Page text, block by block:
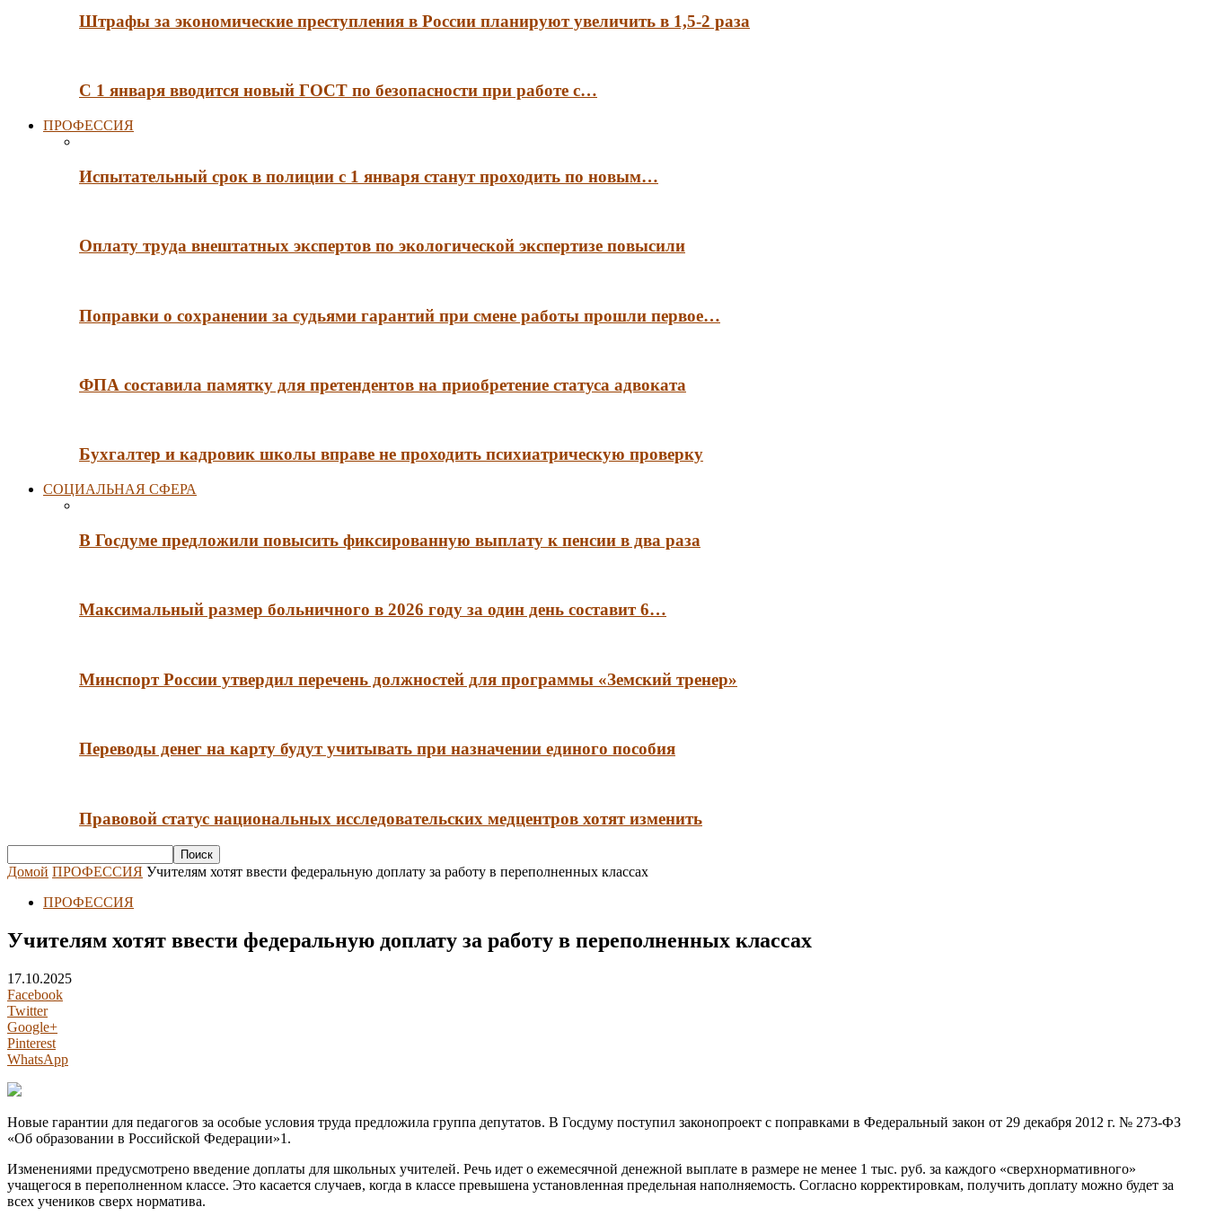
Штрафы за экономические преступления в России планируют увеличить в 1,5-2 раза
С 1 января вводится новый ГОСТ по безопасности при работе с…
ПРОФЕССИЯ
Испытательный срок в полиции с 1 января станут проходить по новым…
Оплату труда внештатных экспертов по экологической экспертизе повысили
Поправки о сохранении за судьями гарантий при смене работы прошли первое…
ФПА составила памятку для претендентов на приобретение статуса адвоката
Бухгалтер и кадровик школы вправе не проходить психиатрическую проверку
СОЦИАЛЬНАЯ СФЕРА
В Госдуме предложили повысить фиксированную выплату к пенсии в два раза
Максимальный размер больничного в 2026 году за один день составит 6…
Минспорт России утвердил перечень должностей для программы «Земский тренер»
Переводы денег на карту будут учитывать при назначении единого пособия
Правовой статус национальных исследовательских медцентров хотят изменить
Домой ПРОФЕССИЯ Учителям хотят ввести федеральную доплату за работу в переполненных классах
ПРОФЕССИЯ
Учителям хотят ввести федеральную доплату за работу в переполненных классах
17.10.2025
Facebook
Twitter
Google+
Pinterest
WhatsApp
Новые гарантии для педагогов за особые условия труда предложила группа депутатов. В Госдуму поступил законопроект с поправками в Федеральный закон от 29 декабря 2012 г. № 273-ФЗ
«Об образовании в Российской Федерации»1.
Изменениями предусмотрено введение доплаты для школьных учителей. Речь идет о ежемесячной денежной выплате в размере не менее 1 тыс. руб. за каждого «сверхнормативного»
учащегося в переполненном классе. Это касается случаев, когда в классе превышена установленная предельная наполняемость. Согласно корректировкам, получить доплату можно будет за
всех учеников сверх норматива.